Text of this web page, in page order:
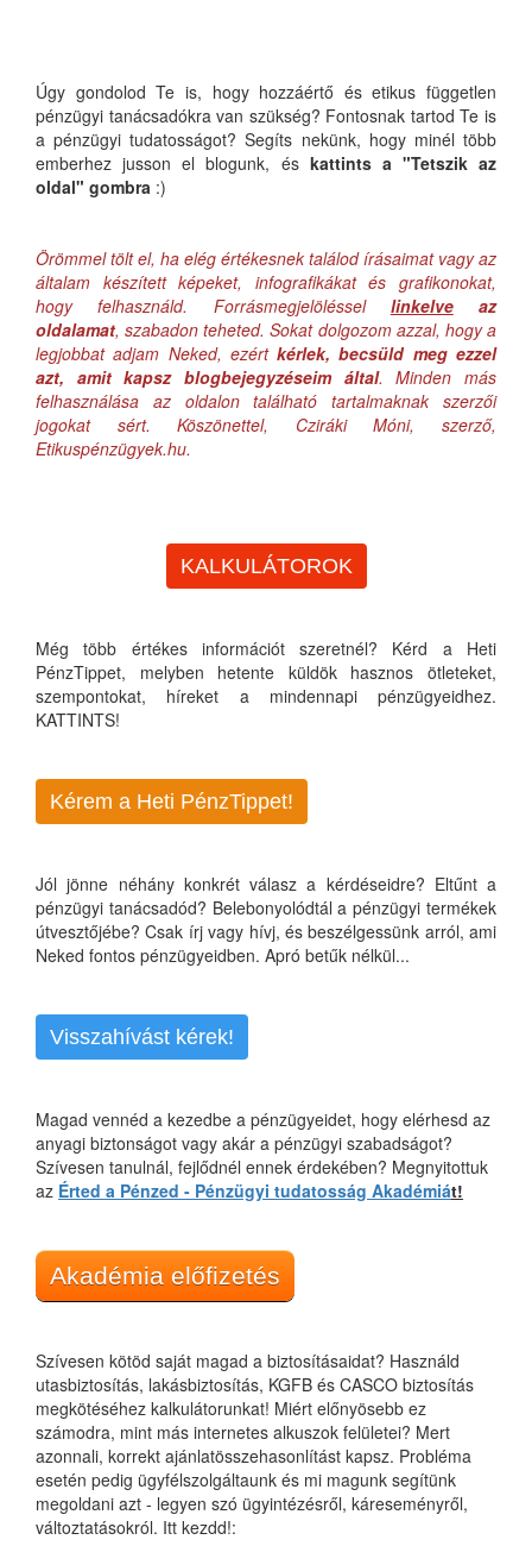
Úgy gondolod Te is, hogy hozzáértő és etikus független
pénzügyi tanácsadókra van szükség? Fontosnak tartod Te is
a pénzügyi tudatosságot? Segíts nekünk, hogy minél több
emberhez jusson el blogunk, és kattints a "Tetszik az
oldal" gombra :)
Örömmel tölt el, ha elég értékesnek találod írásaimat vagy az
általam készített képeket, infografikákat és grafikonokat,
hogy felhasználd. Forrásmegjelöléssel linkelveaz
oldalamat, szabadon teheted. Sokat dolgozom azzal, hogy a
legjobbat adjam Neked, ezértkérlek, becsüld meg ezzel
azt, amit kapsz blogbejegyzéseim által. Minden más
felhasználása az oldalon található tartalmaknak szerzői
jogokat sért. Köszönettel, Cziráki Móni, szerző,
Etikuspénzügyek.hu.
KALKULÁTOROK
Még több értékes információt szeretnél? Kérd a Heti
PénzTippet, melyben hetente küldök hasznos ötleteket,
szempontokat, híreket a mindennapi pénzügyeidhez.
KATTINTS!
Kérem a Heti PénzTippet!
Jól jönne néhány konkrét válasz a kérdéseidre? Eltűnt a
pénzügyi tanácsadód? Belebonyolódtál a pénzügyi termékek
útvesztőjébe? Csak írj vagy hívj, és beszélgessünk arról, ami
Neked fontos pénzügyeidben. Apró betűk nélkül...
Visszahívást kérek!
Magad vennéd a kezedbe a pénzügyeidet, hogy elérhesd az
anyagi biztonságot vagy akár a pénzügyi szabadságot?
Szívesen tanulnál, fejlődnél ennek érdekében? Megnyitottuk
az Érted a Pénzed - Pénzügyi tudatosság Akadémiát!
Akadémia előfizetés
Szívesen kötöd saját magad a biztosításaidat? Használd
utasbiztosítás, lakásbiztosítás, KGFB és CASCO biztosítás
megkötéséhez kalkulátorunkat! Miért előnyösebb ez
számodra, mint más internetes alkuszok felületei? Mert
azonnali, korrekt ajánlatösszehasonlítást kapsz. Probléma
esetén pedig ügyfélszolgáltaunk és mi magunk segítünk
megoldani azt - legyen szó ügyintézésről, káreseményről,
változtatásokról. Itt kezdd!: